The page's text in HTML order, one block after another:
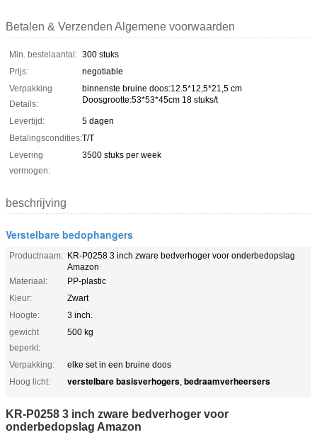
Betalen & Verzenden Algemene voorwaarden
Min. bestelaantal: 300 stuks
Prijs:
negotiable
Verpakking
Details:
binnenste bruine doos:12.5*12,5*21,5 cm
Doosgrootte:53*53*45cm 18 stuks/t
Levertijd:
5 dagen
Betalingscondities:T/T
Levering
vermogen:
3500 stuks per week
beschrijving
Verstelbare bedophangers
Productnaam: KR-P0258 3 inch zware bedverhoger voor onderbedopslag
Amazon
Materiaal:
PP-plastic
Kleur:
Zwart
Hoogte:
3 inch.
gewicht
beperkt:
500 kg
Verpakking:
elke set in een bruine doos
Hoog licht:
verstelbare basisverhogers, bedraamverheersers
KR-P0258 3 inch zware bedverhoger voor
onderbedopslag Amazon